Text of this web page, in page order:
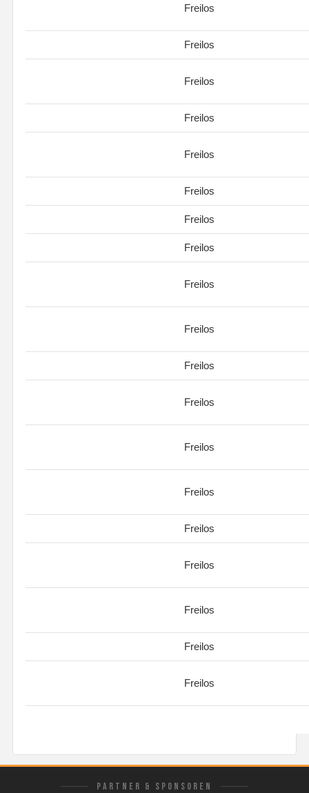
Freilos
Freilos
Freilos
Freilos
Freilos
Freilos
Freilos
Freilos
Freilos
Freilos
Freilos
Freilos
Freilos
Freilos
Freilos
Freilos
Freilos
Freilos
Freilos
PARTNER & SPONSOREN